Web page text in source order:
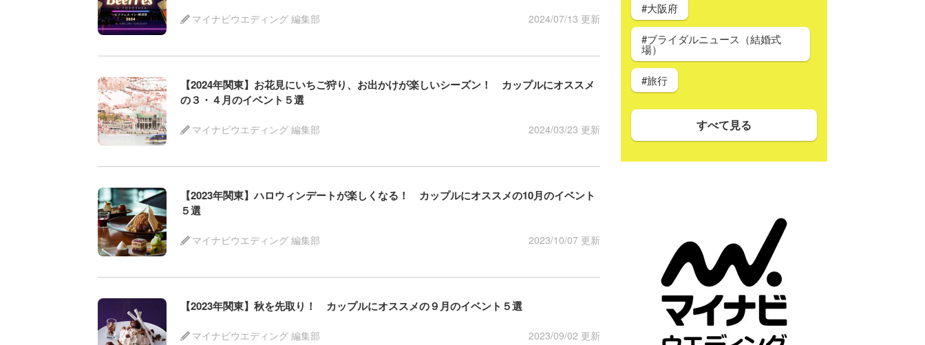
マイナビウエディング 編集部 2024/07/13 更新
【2024年関東】お花見にいちご狩り、お出かけが楽しいシーズン！ カップルにオススメ
の３・４月のイベント５選
マイナビウエディング 編集部 2024/03/23 更新
【2023年関東】ハロウィンデートが楽しくなる！ カップルにオススメの10月のイベント
５選
マイナビウエディング 編集部 2023/10/07 更新
【2023年関東】秋を先取り！ カップルにオススメの９月のイベント５選
マイナビウエディング 編集部 2023/09/02 更新
#大阪府
#ブライダルニュース（結婚式
場）
#旅行
すべて見る